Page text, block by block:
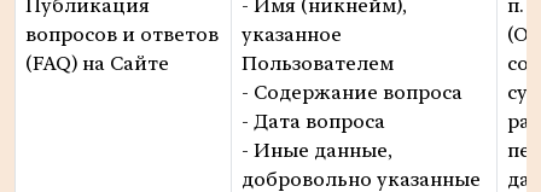
Публикация
вопросов и ответов
(FAQ) на Сайте
- Имя (никнейм),
указанное
Пользователем
- Содержание вопроса
- Дата вопроса
- Иные данные,
добровольно указанные
п.